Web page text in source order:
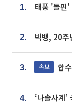
1.
2.
3. 속보 합수
4.